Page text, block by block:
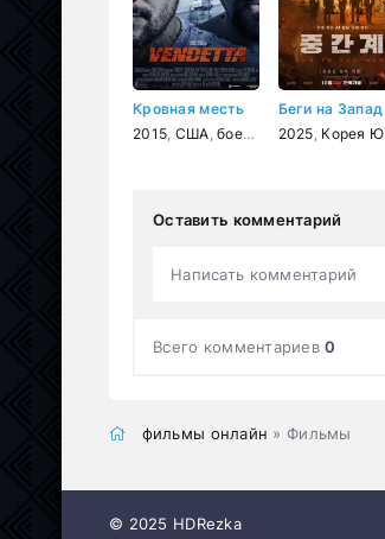
Кровная месть
2015 США ,боевик драма
Беги на Запад
2025 Корея Южная
Оставить комментарий
Написать комментарий
Всего комментариев0
фильмы онлайн » Фильмы
© 2025 HDRezka